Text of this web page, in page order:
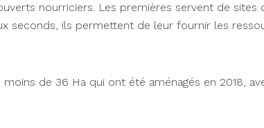
nourriciers. Les premières servent de sites
seconds, ils permettent de leur fournir les
de 36 Ha qui ont été aménagés en 2018,